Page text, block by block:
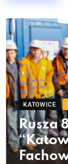
KATOWICE
Rusza